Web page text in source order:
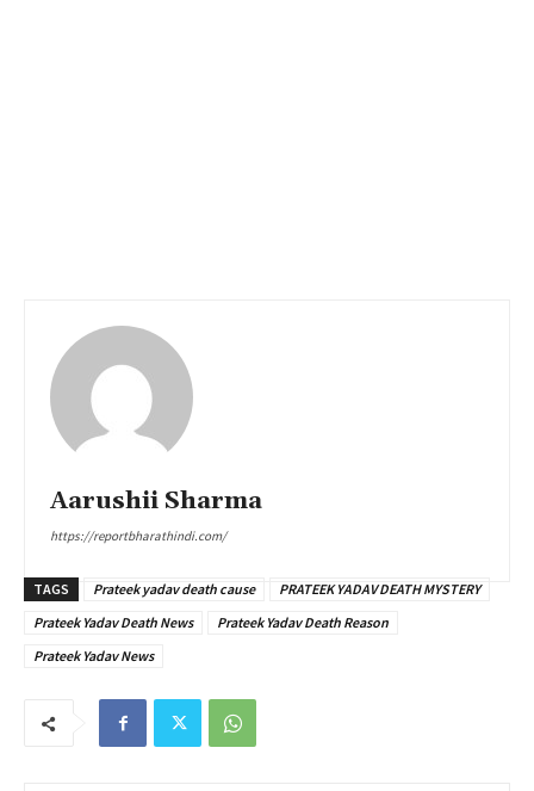
Aarushii Sharma
https://reportbharathindi.com/
TAGS Prateek yadav death cause
PRATEEK YADAV DEATH MYSTERY
Prateek Yadav Death News
Prateek Yadav Death Reason
Prateek Yadav News